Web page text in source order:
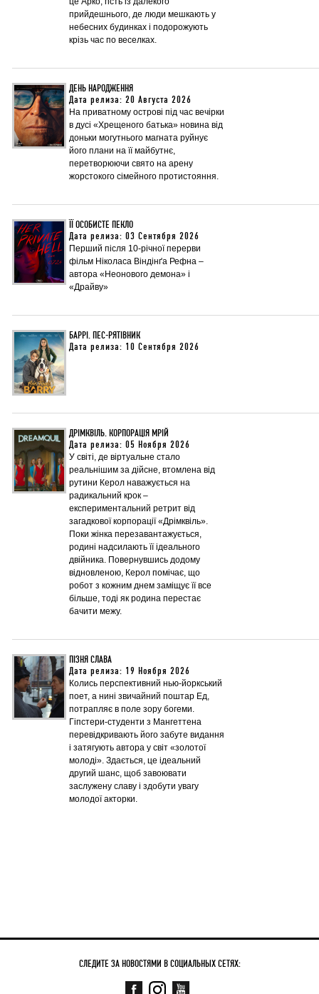
прийдешнього, де люди мешкають у
небесних будинках і подорожують
крізь час по веселках.
ДЕНЬ НАРОДЖЕННЯ
Дата релиза: 20 Августа 2026
На приватному острові під час вечірки
в дусі «Хрещеного батька» новина від
доньки могутнього магната руйнує
його плани на її майбутнє,
перетворюючи свято на арену
жорстокого сімейного протистояння.
ЇЇ ОСОБИСТЕ ПЕКЛО
Дата релиза: 03 Сентября 2026
Перший після 10-річної перерви
фільм Ніколаса Віндінґа Рефна –
автора «Неонового демона» і
«Драйву»
БАРРІ. ПЕС-РЯТІВНИК
Дата релиза: 10 Сентября 2026
ДРІМКВІЛЬ. КОРПОРАЦІЯ МРІЙ
Дата релиза: 05 Ноября 2026
У світі, де віртуальне стало
реальнішим за дійсне, втомлена від
рутини Керол наважується на
радикальний крок –
експериментальний ретрит від
загадкової корпорації «Дрімквіль».
Поки жінка перезавантажується,
родині надсилають її ідеального
двійника. Повернувшись додому
відновленою, Керол помічає, що
робот з кожним днем заміщує її все
більше, тоді як родина перестає
бачити межу.
ПІЗНЯ СЛАВА
Дата релиза: 19 Ноября 2026
Колись перспективний нью-йоркський
поет, а нині звичайний поштар Ед,
потрапляє в поле зору богеми.
Гіпстери-студенти з Мангеттена
перевідкривають його забуте видання
і затягують автора у світ «золотої
молоді». Здається, це ідеальний
другий шанс, щоб завоювати
заслужену славу і здобути увагу
молодої акторки.
СЛЕДИТЕ ЗА НОВОСТЯМИ В СОЦИАЛЬНЫХ СЕТЯХ: